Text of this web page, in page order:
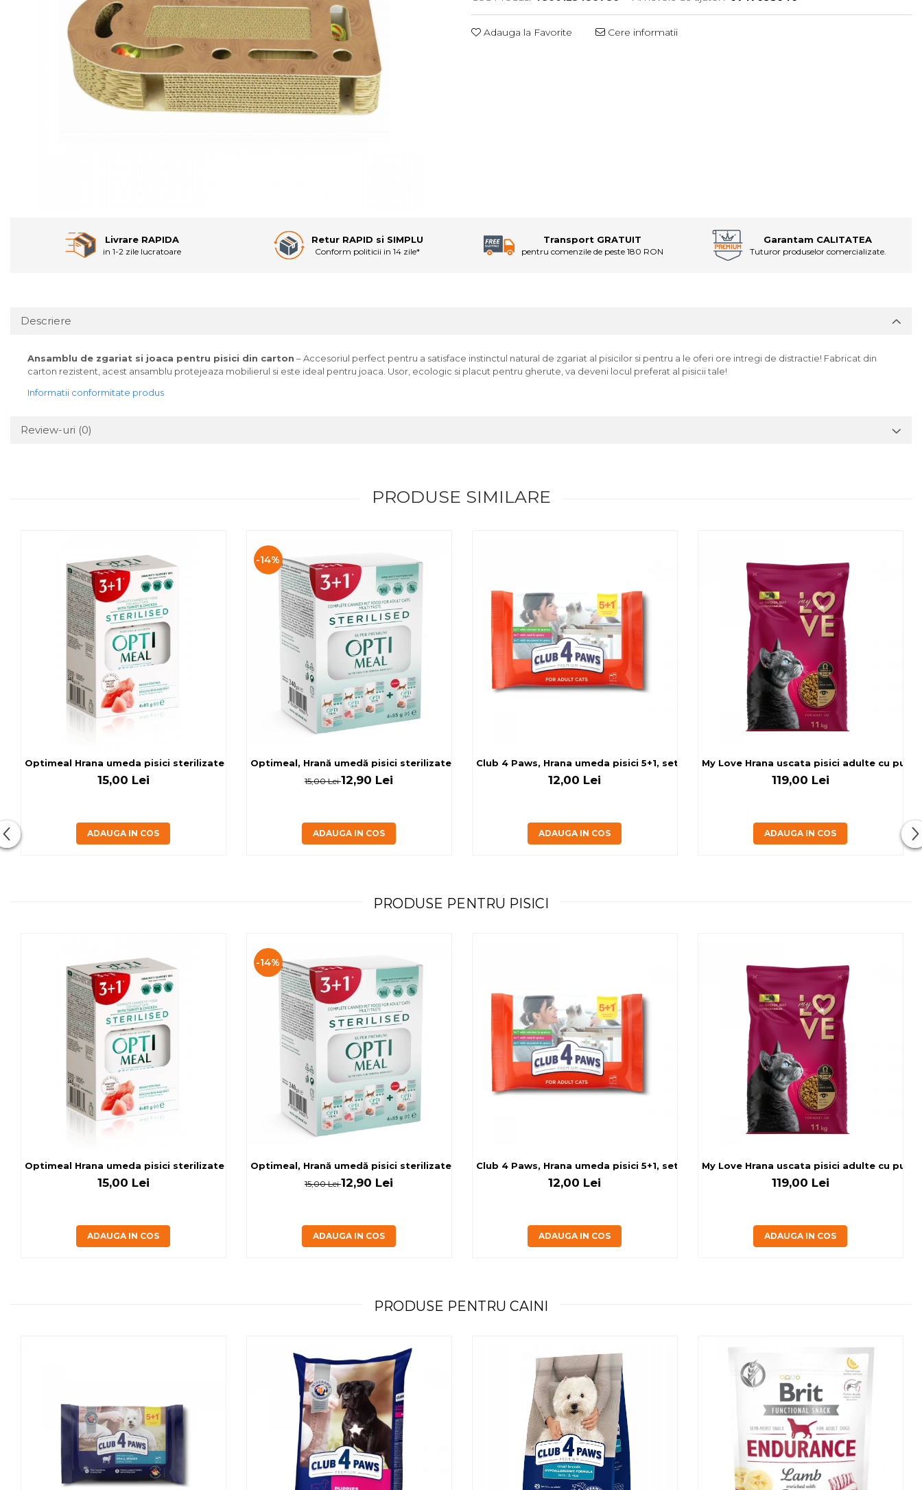
Adauga la Favorite Cere informatii
Livrare RAPIDA
in 1-2 zile lucratoare
Retur RAPID si SIMPLU
Conform politicii in 14 zile*
Transport GRATUIT
pentru comenzile de peste 180 RON
Garantam CALITATEA
Tuturor produselor comercializate.
Descriere
Ansamblu de zgariat si joaca pentru pisici din carton – Accesoriul perfect pentru a satisface instinctul natural de zgariat al pisicilor si pentru a le oferi ore intregi de distractie! Fabricat din
carton rezistent, acest ansamblu protejeaza mobilierul si este ideal pentru joaca. Usor, ecologic si placut pentru gherute, va deveni locul preferat al pisicii tale!
Informatii conformitate produs
Review-uri (0)
PRODUSE SIMILARE
Optimeal Hrana umeda pisici sterilizate - curcan si pui in sos, set 3+1, 4*0,085kg
15,00 Lei
ADAUGA IN COS
-14%
Optimeal, Hrană umedă pisici sterilizate, diferite arome, (3+1), 0.34kg
15,00 Lei12,90 Lei
ADAUGA IN COS
Club 4 Paws, Hrana umeda pisici 5+1, set 6x80 g
12,00 Lei
ADAUGA IN COS
My Love Hrana uscata pisici adulte cu pui,
119,00 Lei
ADAUGA IN COS
PRODUSE PENTRU PISICI
Optimeal Hrana umeda pisici sterilizate - curcan si pui in sos, set 3+1, 4*0,085kg
15,00 Lei
ADAUGA IN COS
-14%
Optimeal, Hrană umedă pisici sterilizate, diferite arome, (3+1), 0.34kg
15,00 Lei12,90 Lei
ADAUGA IN COS
Club 4 Paws, Hrana umeda pisici 5+1, set 6x80 g
12,00 Lei
ADAUGA IN COS
My Love Hrana uscata pisici adulte cu pui,
119,00 Lei
ADAUGA IN COS
PRODUSE PENTRU CAINI